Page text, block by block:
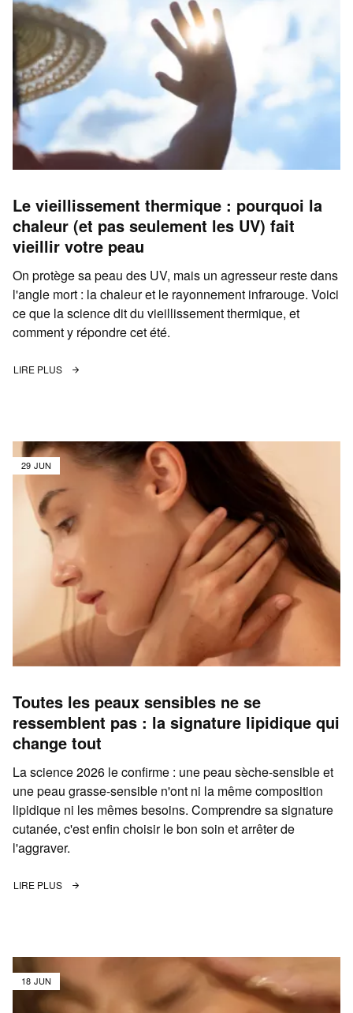
Le vieillissement thermique : pourquoi la
chaleur (et pas seulement les UV) fait
vieillir votre peau
On protège sa peau des UV, mais un agresseur reste dans
l'angle mort : la chaleur et le rayonnement infrarouge. Voici
ce que la science dit du vieillissement thermique, et
comment y répondre cet été.
LIRE PLUS
29 JUN
Toutes les peaux sensibles ne se
ressemblent pas : la signature lipidique qui
change tout
La science 2026 le confirme : une peau sèche-sensible et
une peau grasse-sensible n'ont ni la même composition
lipidique ni les mêmes besoins. Comprendre sa signature
cutanée, c'est enfin choisir le bon soin et arrêter de
l'aggraver.
LIRE PLUS
18 JUN